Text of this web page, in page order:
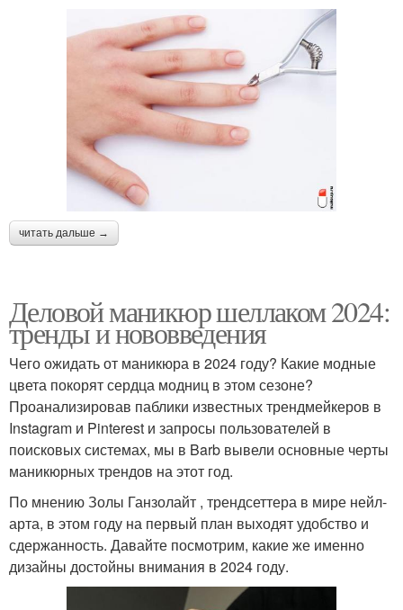
читать дальше →
Деловой маникюр шеллаком 2024:
тренды и нововведения
Чего ожидать от маникюра в 2024 году? Какие модные
цвета покорят сердца модниц в этом сезоне?
Проанализировав паблики известных трендмейкеров в
Instagram и Pinterest и запросы пользователей в
поисковых системах, мы в Barb вывели основные черты
маникюрных трендов на этот год.
По мнению Золы Ганзолайт , трендсеттера в мире нейл-
арта, в этом году на первый план выходят удобство и
сдержанность. Давайте посмотрим, какие же именно
дизайны достойны внимания в 2024 году.